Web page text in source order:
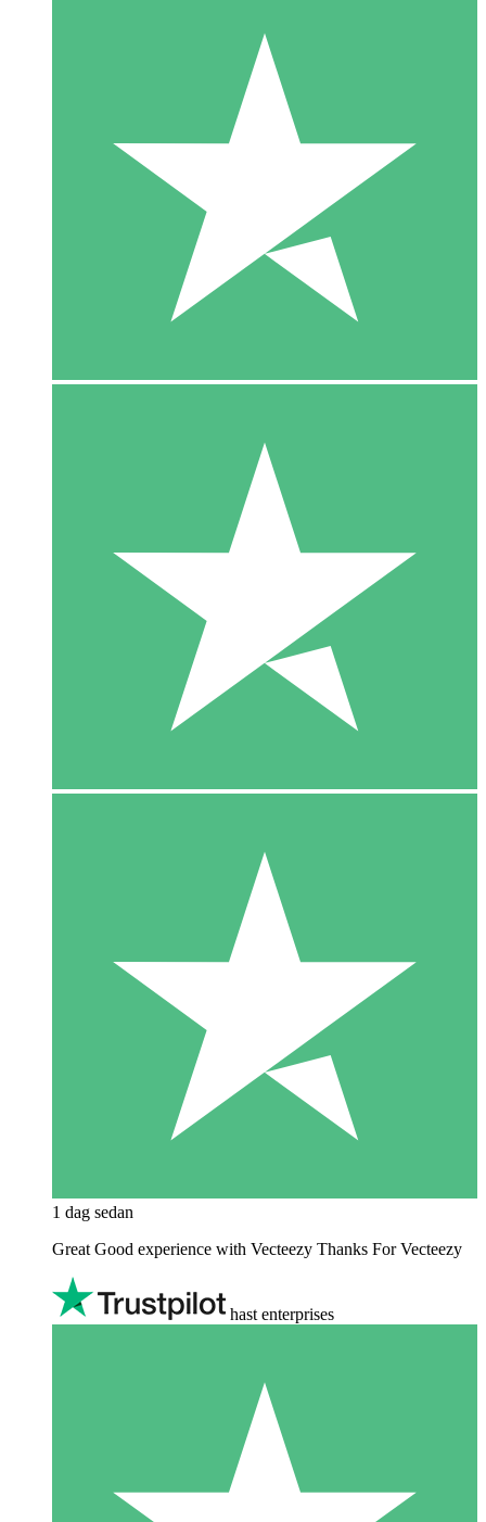
1 dag sedan
Great Good experience with Vecteezy Thanks For Vecteezy
hast enterprises